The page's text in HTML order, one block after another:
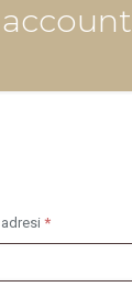
adresi *Gerekli